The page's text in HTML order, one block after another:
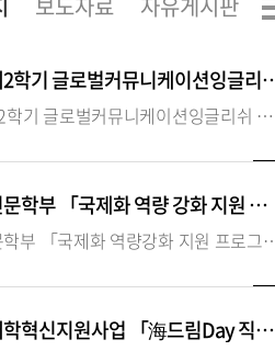
2020학년도 제2학기 글
2020학년도 제2학기 글로벌커뮤니케이션잉글리쉬 시험 실시 안내❍ 시험 시행 기본 방침(‘20.2학기에 한함)
2020학년도 인문학부 「국제화 역량 강화 지원 프로그램」 추가 접수 안
020학년도 인문학부 「국
2020학년도 대학혁신지원사업 「海드림Day 직무·직업 설명회」 참석자